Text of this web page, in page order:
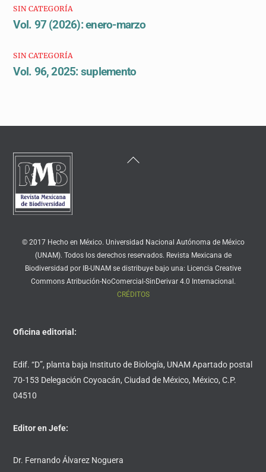
SIN CATEGORÍA
Vol. 97 (2026): enero-marzo
SIN CATEGORÍA
Vol. 96, 2025: suplemento
Back
© 2017 Hecho en México. Universidad Nacional Autónoma de México
(UNAM). Todos los derechos reservados. Revista Mexicana de
Biodiversidad por IB-UNAM se distribuye bajo una: Licencia Creative
Commons Atribución-NoComercial-SinDerivar 4.0 Internacional.
CRÉDITOS
Oficina editorial:
Edif. “D”, planta baja Instituto de Biología, UNAM Apartado postal
70-153 Delegación Coyoacán, Ciudad de México, México, C.P.
04510
Editor en Jefe:
Dr. Fernando Álvarez Noguera